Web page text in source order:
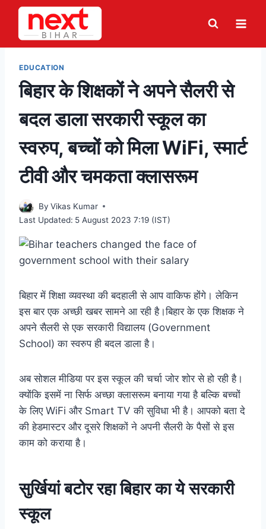
Skip
content
EDUCATION
बिहार के शिक्षकों ने अपने सैलरी से
बदल डाला सरकारी स्कूल का
स्वरुप, बच्चों को मिला WiFi, स्मार्ट
टीवी और चमकता क्लासरूम
By Vikas Kumar
Last Updated: 5 August 2023 7:19 (IST)
बिहार में शिक्षा व्यवस्था की बदहाली से आप वाकिफ होंगे। लेकिन
इस बार एक अच्छी खबर सामने आ रही है।बिहार के एक शिक्षक ने
अपने सैलरी से एक सरकारी विद्यालय (Government
School) का स्वरुप ही बदल डाला है।
अब सोशल मीडिया पर इस स्कूल की चर्चा जोर शोर से हो रही है।
क्योंकि इसमें ना सिर्फ अच्छा क्लासरूम बनाया गया है बल्कि बच्चों
के लिए WiFi और Smart TV की सुविधा भी है। आपको बता दे
की हेडमास्टर और दूसरे शिक्षकों ने अपनी सैलरी के पैसों से इस
काम को कराया है।
सुर्खियां बटोर रहा बिहार का ये सरकारी
स्कूल